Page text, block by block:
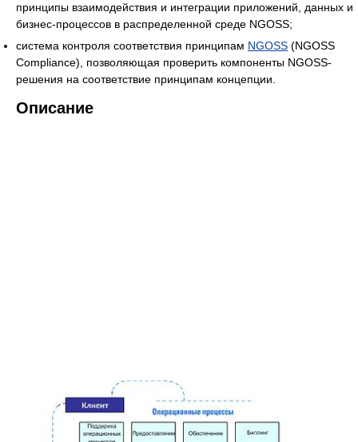
принципы взаимодействия и интеграции приложений, данных и
бизнес-процессов в распределенной среде NGOSS;
система контроля соответствия принципам NGOSS (NGOSS
Compliance), позволяющая проверить компоненты NGOSS-
решения на соответствие принципам концепции.
Описание